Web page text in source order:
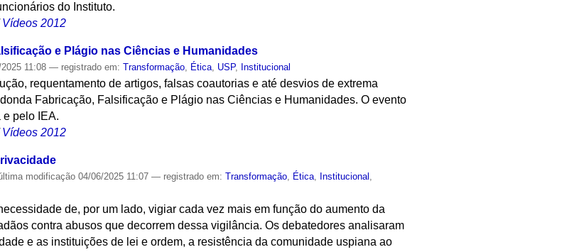
do Instituto.
Vídeos 2012
e Plágio nas Ciências e Humanidades
11:08— registrado em:Transformação Ética USP, Institucional
requentamento de artigos, falsas coautorias e até desvios de extrema
Fabricação, Falsificação e Plágio nas Ciências e Humanidades. O evento
pelo IEA.
Vídeos 2012
modificação 04/06/2025 11:07— registrado em:Transformação Ética Institucional
de, por um lado, vigiar cada vez mais em função do aumento da
contra abusos que decorrem dessa vigilância. Os debatedores analisaram
e as instituições de lei e ordem, a resistência da comunidade uspiana ao